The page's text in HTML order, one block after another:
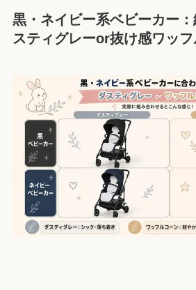
黒・ネイビー系ベビーカー
スティグレーor抜け感ワッ